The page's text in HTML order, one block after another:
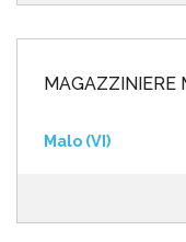
MAGAZZINIERE
Malo (VI)